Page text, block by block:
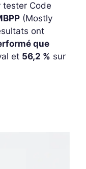
tester Code
(Mostly
ont
que
et 56,2 % sur